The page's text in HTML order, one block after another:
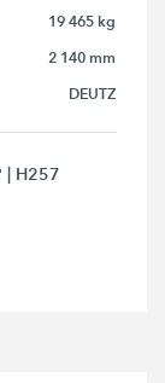
19 465 kg
2 140 mm
DEUTZ
| H257